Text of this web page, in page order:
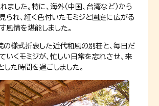
ました。特に、海外（中国、台湾など）から
られ、紅く色付いたモミジと園庭に広がる
風情を堪能しました。
の様式折衷した近代和風の別荘と、毎日だ
いくモミジが、忙しい日常を忘れさせ、来
した時間を過ごしました。